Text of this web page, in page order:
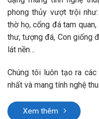
phong thủy vượt trội
thờ họ, cổng đá tam
thư, tượng đá, Con giống
lát nền…
Chúng tôi luôn tạo ra
nhất và mang tính nghệ
Xem thêm